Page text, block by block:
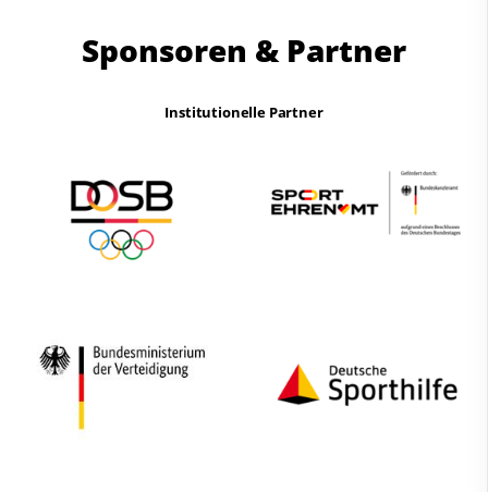
Sponsoren & Partner
Institutionelle Partner